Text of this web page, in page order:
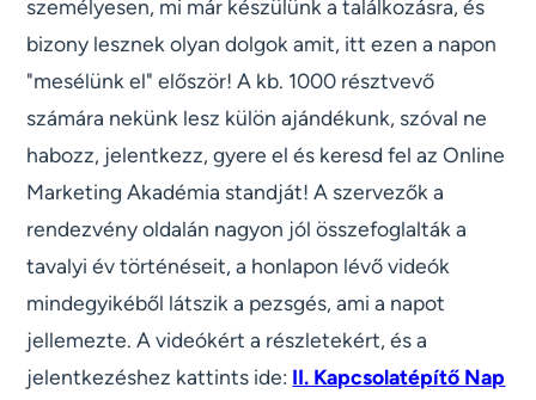
személyesen, mi már készülünk a találkozásra, és
bizony lesznek olyan dolgok amit, itt ezen a napon
"mesélünk el" először! A kb. 1000 résztvevő
számára nekünk lesz külön ajándékunk, szóval ne
habozz, jelentkezz, gyere el és keresd fel az Online
Marketing Akadémia standját! A szervezők a
rendezvény oldalán nagyon jól összefoglalták a
tavalyi év történéseit, a honlapon lévő videók
mindegyikéből látszik a pezsgés, ami a napot
jellemezte. A videókért a részletekért, és a
jelentkezéshez kattints ide: II. Kapcsolatépítő Nap